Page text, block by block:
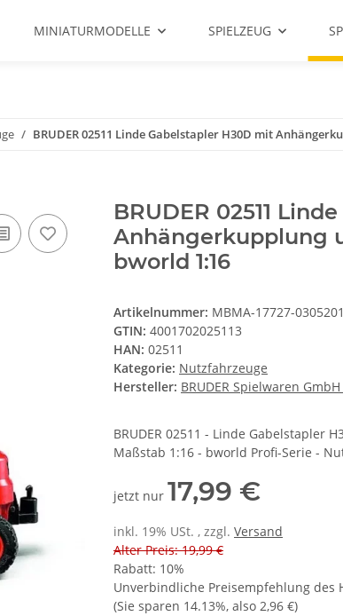
MINIATURMODELLE SPIELZEUG
BRUDER 02511 Linde Gabelstapler H30D mit
BRUDER 02511
Anhängerkupplung
bworld 1:16
Artikelnummer: MBMA-17727-
GTIN: 4001702025113
HAN: 02511
Kategorie: Nutzfahrzeuge
Hersteller: BRUDER Spielwaren GmbH
BRUDER 02511 - Linde Gabelstapler
Maßstab 1:16 - bworld Profi-Serie -
jetzt nur 17,99 €
inkl. 19% USt. , zzgl. Versand
Alter Preis: 19,99 €
Rabatt: 10%
Unverbindliche Preisempfehlung des
(Sie sparen 14.13%, also 2,96 €)